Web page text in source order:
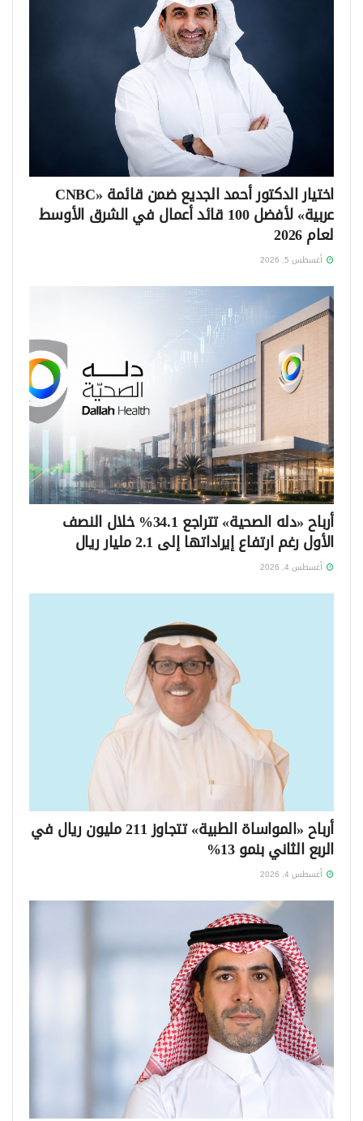
اختيار الدكتور أحمد الجديع ضمن قائمة «CNBC
عربية» لأفضل 100 قائد أعمال في الشرق الأوسط
لعام 2026
أغسطس 5, 2026
أرباح «دله الصحية» تتراجع 34.1% خلال النصف
الأول رغم ارتفاع إيراداتها إلى 2.1 مليار ريال
أغسطس 4, 2026
أرباح «المواساة الطبية» تتجاوز 211 مليون ريال في
الربع الثاني بنمو 13%
أغسطس 4, 2026